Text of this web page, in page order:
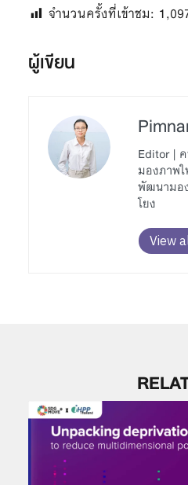
จำนวนครั้งที่เข้าชม:
ผู้เขียน
Editor |
มองภาพ
พัฒนามอ
โยง
View